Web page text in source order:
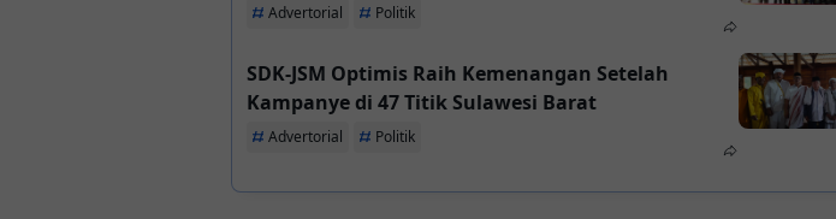
Advertorial Politik
SDK-JSM Optimis Raih Kemenangan Setelah
Kampanye di 47 Titik Sulawesi Barat
Advertorial Politik